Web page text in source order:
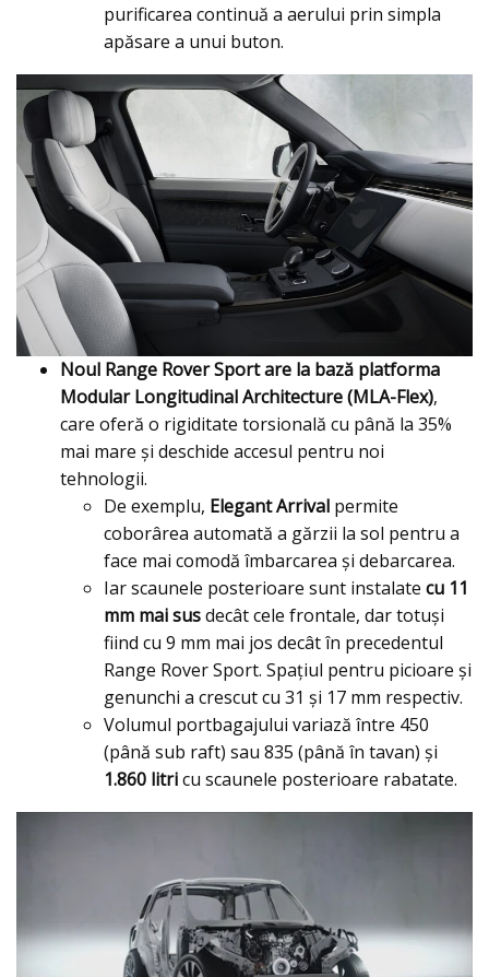
purificarea continuă a aerului prin simpla
apăsare a unui buton.
Noul Range Rover Sport are la bază platforma
Modular Longitudinal Architecture (MLA-Flex),
care oferă o rigiditate torsională cu până la 35%
mai mare şi deschide accesul pentru noi
tehnologii.
De exemplu, Elegant Arrival permite
coborârea automată a gărzii la sol pentru a
face mai comodă îmbarcarea şi debarcarea.
Iar scaunele posterioare sunt instalate cu 11
mm mai susdecât cele frontale, dar totuşi
fiind cu 9 mm mai jos decât în precedentul
Range Rover Sport. Spaţiul pentru picioare şi
genunchi a crescut cu 31 şi 17 mm respectiv.
Volumul portbagajului variază între 450
(până sub raft) sau 835 (până în tavan) şi
1.860 litricu scaunele posterioare rabatate.